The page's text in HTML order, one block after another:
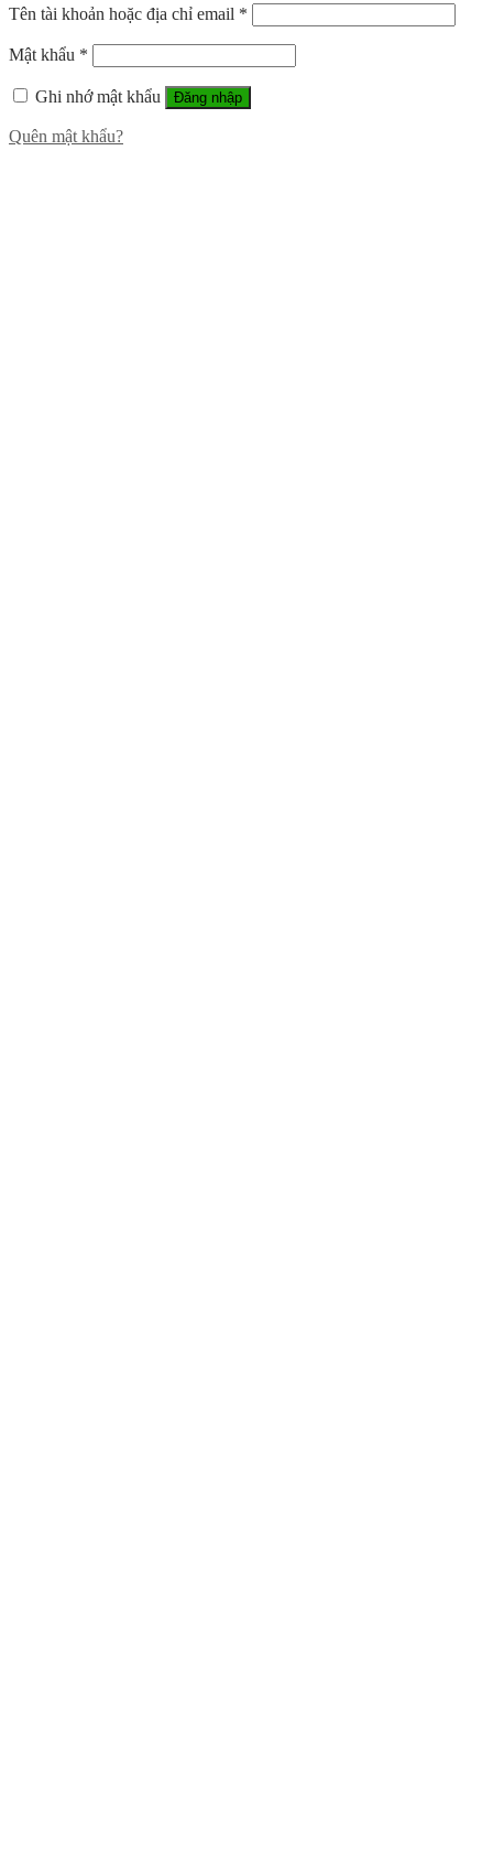
Tên tài khoản hoặc địa chỉ email *
Mật khẩu *
Ghi nhớ mật khẩu Đăng nhập
Quên mật khẩu?